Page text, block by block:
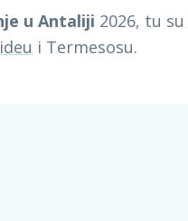
u Antaliji 2026, tu
i Termesosu.